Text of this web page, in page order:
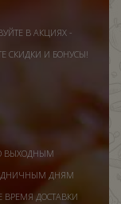
В АКЦИЯХ -
СКИДКИ И БОНУСЫ!
ВЫХОДНЫМ
ДНЯМ
ВРЕМЯ ДОСТАВКИ